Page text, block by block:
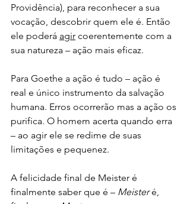
Providência), para reconhecer a sua
vocação, descobrir quem ele é. Então
ele poderá agir coerentemente com a
sua natureza – ação mais eficaz.
Para Goethe a ação é tudo – ação é
real e único instrumento da salvação
humana. Erros ocorrerão mas a ação os
purifica. O homem acerta quando erra
– ao agir ele se redime de suas
limitações e pequenez.
A felicidade final de Meister é
finalmente saber que é – Meister é,